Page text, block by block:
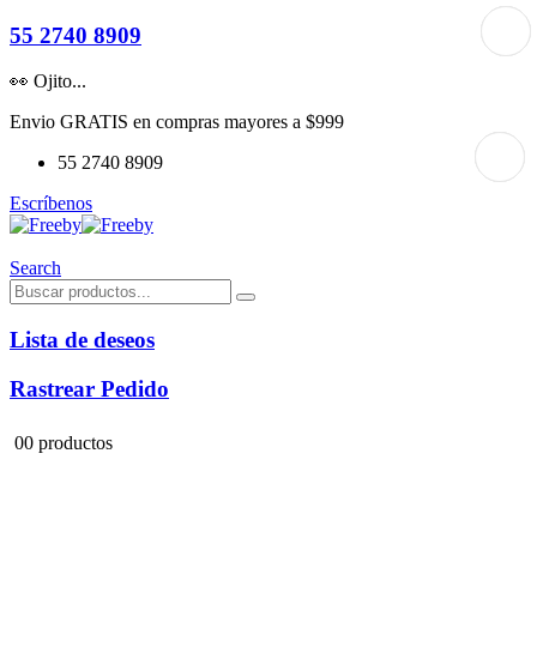
55 2740 8909
👀 Ojito...
Envio GRATIS en compras mayores a $999
55 2740 8909
Escríbenos
Search
Lista de deseos
Rastrear Pedido
00 productos